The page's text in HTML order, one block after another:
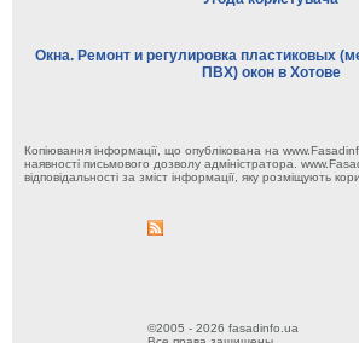
Окна. Ремонт и регулировка пластиковых
ПВХ) окон в Хотове
Копіювання інформації, що опублікована на
наявності письмового дозволу адміністратора.
відповідальності за зміст інформації, яку розміщують
©2005 - 2026 fasadinfo.ua